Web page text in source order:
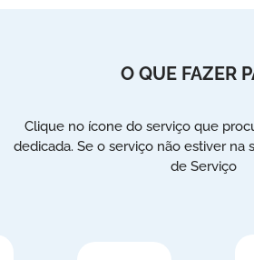
O QUE FAZER
Clique no ícone do serviço que
dedicada. Se o serviço não estiver na
de Serviço